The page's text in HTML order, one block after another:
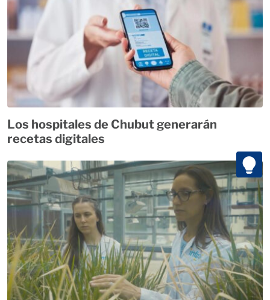
Los hospitales de Chubut generarán
recetas digitales